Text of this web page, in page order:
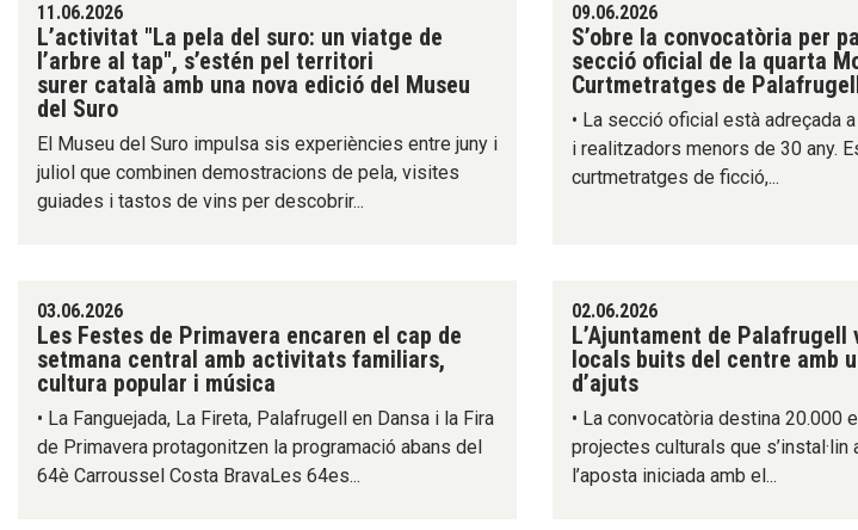
11.06.2026
L’activitat "La pela del suro: un viatge de
l’arbre al tap", s’estén pel territori
surer català amb una nova edició del Museu
del Suro
El Museu del Suro impulsa sis experiències entre juny i
juliol que combinen demostracions de pela, visites
guiades i tastos de vins per descobrir...
09.06.2026
S’obre la convocatòria per
secció oficial de la quarta
Curtmetratges de
• La secció oficial està adreçada
i realitzadors menors de 30 any.
curtmetratges de ficció,...
03.06.2026
Les Festes de Primavera encaren el cap de
setmana central amb activitats familiars,
cultura popular i música
• La Fanguejada, La Fireta, Palafrugell en Dansa i la Fira
de Primavera protagonitzen la programació abans del
64è Carroussel Costa BravaLes 64es...
02.06.2026
L’Ajuntament de Palafrugell
locals buits del centre amb
d’ajuts
• La convocatòria destina 20.000
projectes culturals que
l’aposta iniciada amb el...